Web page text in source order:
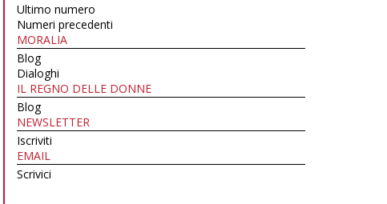
Ultimo numero
Numeri precedenti
MORALIA
Blog
Dialoghi
IL REGNO DELLE DONNE
Blog
NEWSLETTER
Iscriviti
EMAIL
Scrivici